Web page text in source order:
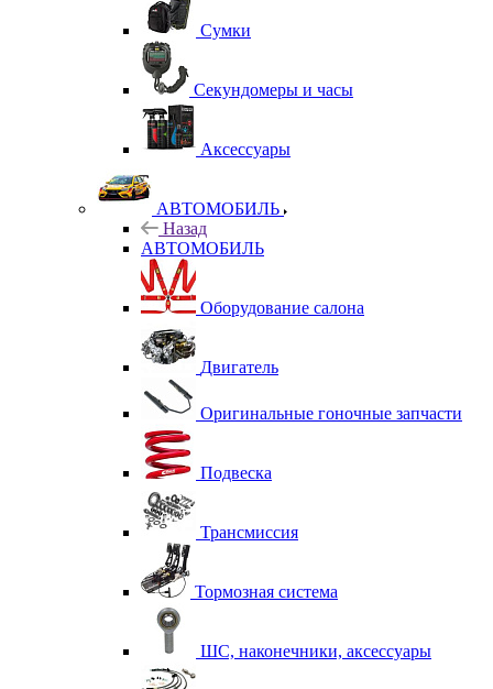
Сумки
Секундомеры и часы
Аксессуары
АВТОМОБИЛЬ
Назад
АВТОМОБИЛЬ
Оборудование салона
Двигатель
Оригинальные гоночные запчасти
Подвеска
Трансмиссия
Тормозная система
ШС, наконечники, аксессуары